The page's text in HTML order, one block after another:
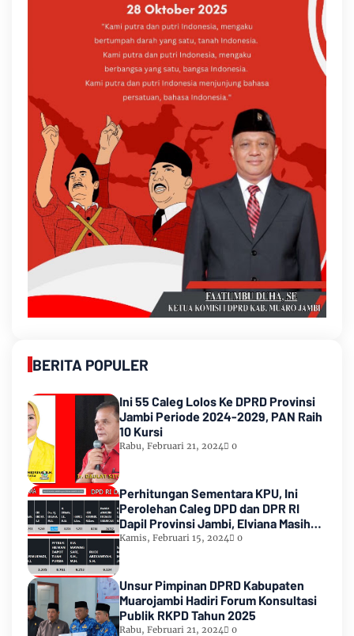
BERITA POPULER
Ini 55 Caleg Lolos Ke DPRD Provinsi
Jambi Periode 2024-2029, PAN Raih
10 Kursi
Rabu, Februari 21, 2024 0
Perhitungan Sementara KPU, Ini
Perolehan Caleg DPD dan DPR RI
Dapil Provinsi Jambi, Elviana Masih
Urutan Kedua Teratas
Kamis, Februari 15, 2024 0
Unsur Pimpinan DPRD Kabupaten
Muarojambi Hadiri Forum Konsultasi
Publik RKPD Tahun 2025
Rabu, Februari 21, 2024 0